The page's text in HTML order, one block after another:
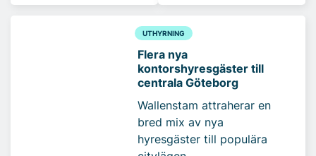
UTHYRNING
Flera nya
kontorshyresgäster till
centrala Göteborg
Wallenstam attraherar en
bred mix av nya
hyresgäster till populära